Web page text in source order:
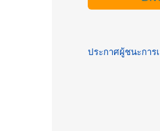
ประกาศผู้ชนะการ